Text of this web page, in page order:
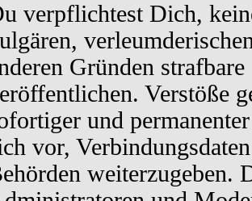
verpflichtest Dich,
Gründen
Verstöße
und
vor,
weiterzugeben.